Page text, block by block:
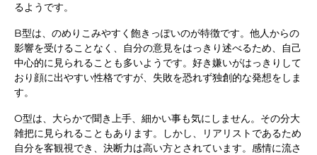
るようです。
B型は、のめりこみやすく飽きっぽいのが特徴です。他人からの
影響を受けることなく、自分の意見をはっきり述べるため、自己
中心的に見られることも多いようです。好き嫌いがはっきりして
おり顔に出やすい性格ですが、失敗を恐れず独創的な発想をしま
す。
O型は、大らかで聞き上手、細かい事も気にしません。その分大
雑把に見られることもあります。しかし、リアリストであるため
自分を客観視でき、決断力は高い方とされています。感情に流さ